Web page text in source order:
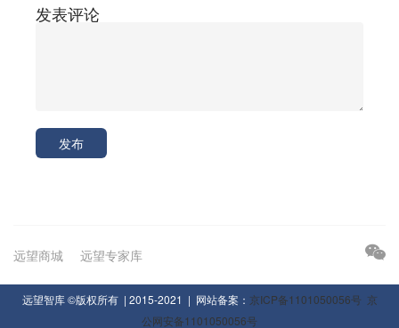
发表评论
发布
远望商城 远望专家库
远望智库 ©版权所有 | 2015-2021 | 网站备案： 京ICP备1101050056号 京
公网安备1101050056号